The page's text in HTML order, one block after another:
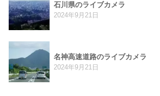
石川県のライブカメラ
2024年9月21日
名神高速道路のライブカメラ
2024年9月21日